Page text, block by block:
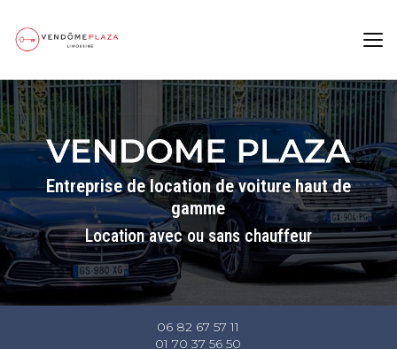
contenu
Entreprise de location de voiture haut de
gamme
Location avec ou sans chauffeur
06 82 67 57 11
01 70 37 56 50